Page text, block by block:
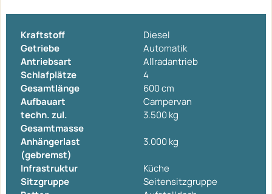
Kraftstoff
Diesel
Getriebe
Automatik
Antriebsart
Allradantrieb
Schlafplätze
4
Gesamtlänge
600 cm
Aufbauart
Campervan
techn. zul.
Gesamtmasse
3.500 kg
Anhängerlast
(gebremst)
3.000 kg
Infrastruktur
Küche
Sitzgruppe
Seitensitzgruppe